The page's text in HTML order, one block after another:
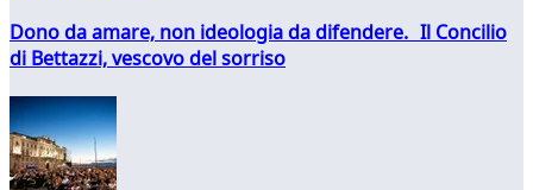
Dono da amare, non ideologia da difendere. Il Concilio
di Bettazzi, vescovo del sorriso